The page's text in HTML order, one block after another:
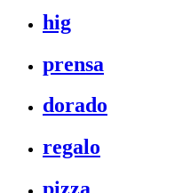
hig
prensa
dorado
regalo